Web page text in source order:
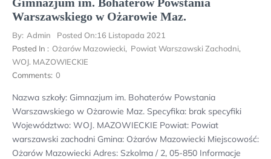
Warszawskiego w Ożarowie Maz.
By: Admin Posted On:16 Listopada 2021
Posted In : Ożarów Mazowiecki, Powiat Warszawski Zachodni,
WOJ. MAZOWIECKIE
Comments: 0
Nazwa szkoły: Gimnazjum im. Bohaterów Powstania
Warszawskiego w Ożarowie Maz. Specyfika: brak specyfiki
Województwo: WOJ. MAZOWIECKIE Powiat: Powiat
warszawski zachodni Gmina: Ożarów Mazowiecki Miejscowość:
Ożarów Mazowiecki Adres: Szkolma / 2, 05-850 Informacje